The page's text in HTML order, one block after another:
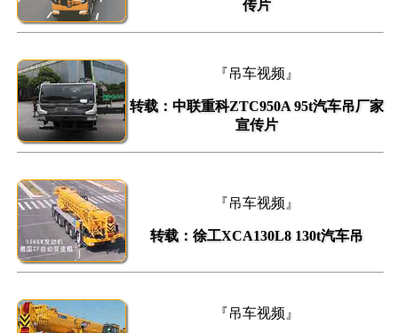
传片
『吊车视频』
转载：中联重科ZTC950A 95t汽车吊厂家
宣传片
『吊车视频』
转载：徐工XCA130L8 130t汽车吊
『吊车视频』